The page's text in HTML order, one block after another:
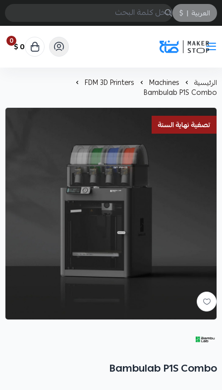
العربية |
$
صانع
0 0 $
الرئيسية Machines
FDM 3D Printers
Bambulab P1S Combo
تصفية نهاية السنة
Bambulab P1S Combo